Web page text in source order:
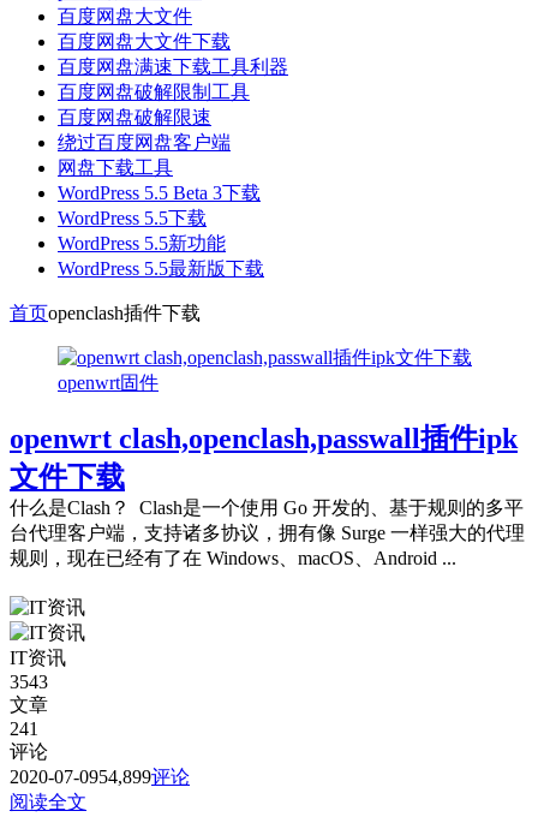
百度网盘大文件
百度网盘大文件下载
百度网盘满速下载工具利器
百度网盘破解限制工具
百度网盘破解限速
绕过百度网盘客户端
网盘下载工具
WordPress 5.5 Beta 3下载
WordPress 5.5下载
WordPress 5.5新功能
WordPress 5.5最新版下载
首页openclash插件下载
openwrt固件
openwrt clash,openclash,passwall插件ipk
文件下载
什么是Clash？ Clash是一个使用 Go 开发的、基于规则的多平
台代理客户端，支持诸多协议，拥有像 Surge 一样强大的代理
规则，现在已经有了在 Windows、macOS、Android ...
IT资讯
3543
文章
241
评论
2020-07-0954,899评论
阅读全文